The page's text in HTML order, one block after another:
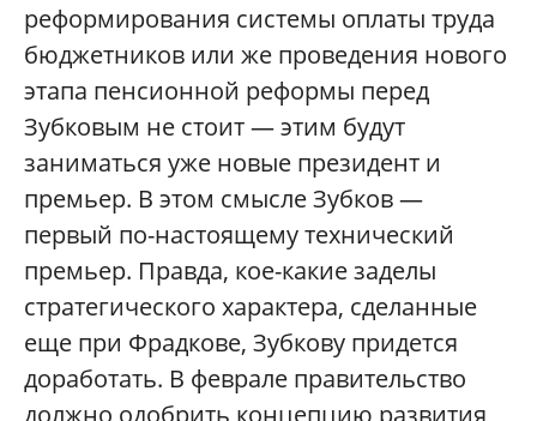
реформирования системы оплаты труда
бюджетников или же проведения нового
этапа пенсионной реформы перед
Зубковым не стоит — этим будут
заниматься уже новые президент и
премьер. В этом смысле Зубков —
первый по-настоящему технический
премьер. Правда, кое-какие заделы
стратегического характера, сделанные
еще при Фрадкове, Зубкову придется
доработать. В феврале правительство